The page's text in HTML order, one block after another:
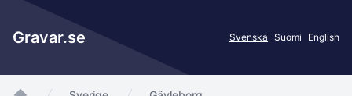
Gravar.se Svenska Suomi English